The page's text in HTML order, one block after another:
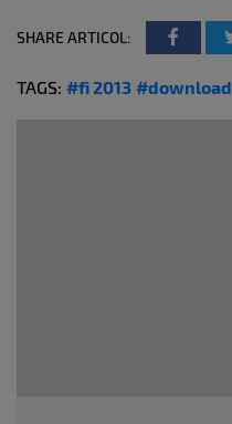
SHARE ARTICOL:
TAGS: #fi 2013 #download